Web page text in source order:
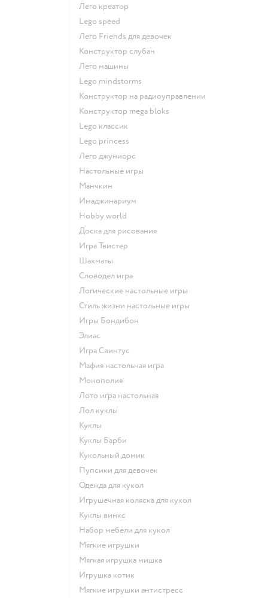
Лего креатор
Lego speed
Лего Friends для девочек
Конструктор слубан
Лего машины
Lego mindstorms
Конструктор на радиоуправлении
Конструктор mega bloks
Lego классик
Lego princess
Лего джуниорс
Настольные игры
Манчкин
Имаджинариум
Hobby world
Доска для рисования
Игра Твистер
Шахматы
Словодел игра
Логические настольные игры
Стиль жизни настольные игры
Игры Бондибон
Элиас
Игра Свинтус
Мафия настольная игра
Монополия
Лото игра настольная
Лол куклы
Куклы
Куклы Барби
Кукольный домик
Пупсики для девочек
Одежда для кукол
Игрушечная коляска для кукол
Куклы винкс
Набор мебели для кукол
Мягкие игрушки
Мягкая игрушка мишка
Игрушка котик
Мягкие игрушки антистресс